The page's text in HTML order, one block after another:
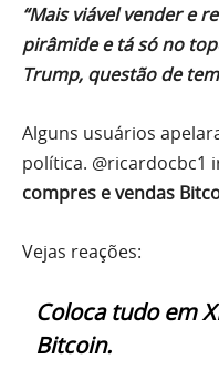
“Mais viável vender e
pirâmide e tá só no
Trump, questão de
Alguns usuários
política. @ricardocbc1
compres e vendas
Vejas reações:
Coloca tudo em
Bitcoin.